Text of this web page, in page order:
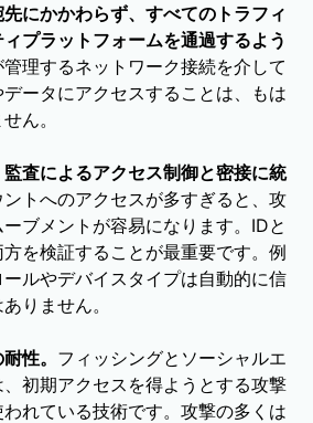
にかかわらず、すべてのトラフィ
プラットフォームを通過するよう
理するネットワーク接続を介して
ータにアクセスすることは、もは
ん。
査によるアクセス制御と密接に統
ントへのアクセスが多すぎると、攻
ブメントが容易になります。IDと
を検証することが最重要です。例
ルやデバイスタイプは自動的に信
りません。
性。 フィッシングとソーシャルエ
初期アクセスを得ようとする攻撃
れている技術です。攻撃の多くは